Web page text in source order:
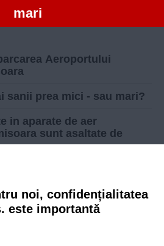
mari
Aeroportului
sanii prea mici - sau mari?
in aparate de aer
sunt asaltate de
tarifelor la taxi in
noi, confidențialitatea
este importantă